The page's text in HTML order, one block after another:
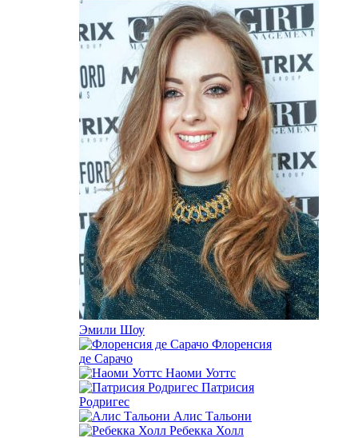
Эмили Шоу
Флоренсия
де Сарачо
Наоми Уоттс
Патрисия
Родригес
Алис Тальони
Ребекка Холл